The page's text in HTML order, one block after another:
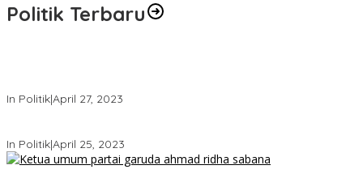
Politik Terbaru
In Politik|April 27, 2023
In Politik|April 25, 2023